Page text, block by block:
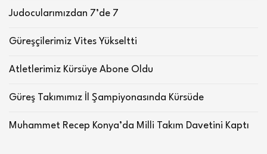
Judocularımızdan 7’de 7
Güreşçilerimiz Vites Yükseltti
Atletlerimiz Kürsüye Abone Oldu
Güreş Takımımız İl Şampiyonasında Kürsüde
Muhammet Recep Konya’da Milli Takım Davetini Kaptı